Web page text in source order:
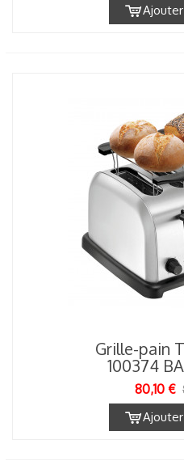
Grille-pain
100374
80,10 €